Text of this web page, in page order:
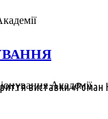
виставки «Роман
Академії